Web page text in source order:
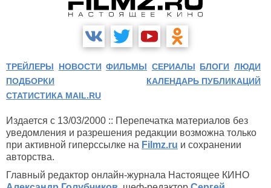
ТРЕЙЛЕРЫ НОВОСТИ ФИЛЬМЫ СЕРИАЛЫ БЛОГИ ЛЮДИ
ПОДБОРКИ
КАЛЕНДАРЬ ПУБЛИКАЦИЙ
СТАТИСТИКА MAIL.RU
Издается с 13/03/2000 :: Перепечатка материалов без
уведомления и разрешения редакции возможна только
при активной гиперссылке на Filmz.ru и сохранении
авторства.
Главный редактор онлайн-журнала Настоящее КИНО